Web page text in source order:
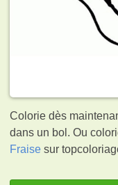
Colorie dès
dans un bol. Ou
Fraise sur